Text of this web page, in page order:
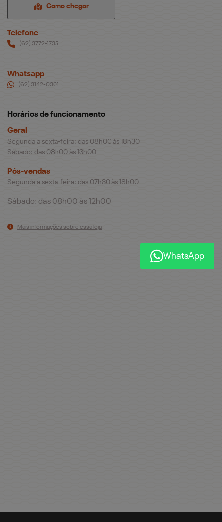
Como chegar
Telefone
(62) 3772-1735
Whatsapp
(62) 3142-0301
Horários de funcionamento
Geral
Segunda a sexta-feira: das 08h00 às 18h30
Sábado: das 08h00 às 13h00
Pós-vendas
Segunda a sexta-feira: das 07h30 às 18h00
Sábado: das 08h00 às 12h00
Mais informações sobre essa loja
WhatsApp